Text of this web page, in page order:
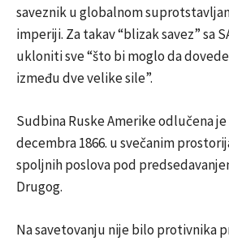
saveznik u globalnom
imperiji. Za takav “blizak savez” sa
ukloniti sve “što bi moglo da
između dve velike sile”.
Sudbina Ruske Amerike odlučena je
decembra 1866. u svečanim
spoljnih poslova pod
Drugog.
Na savetovanju nije bilo protivnika